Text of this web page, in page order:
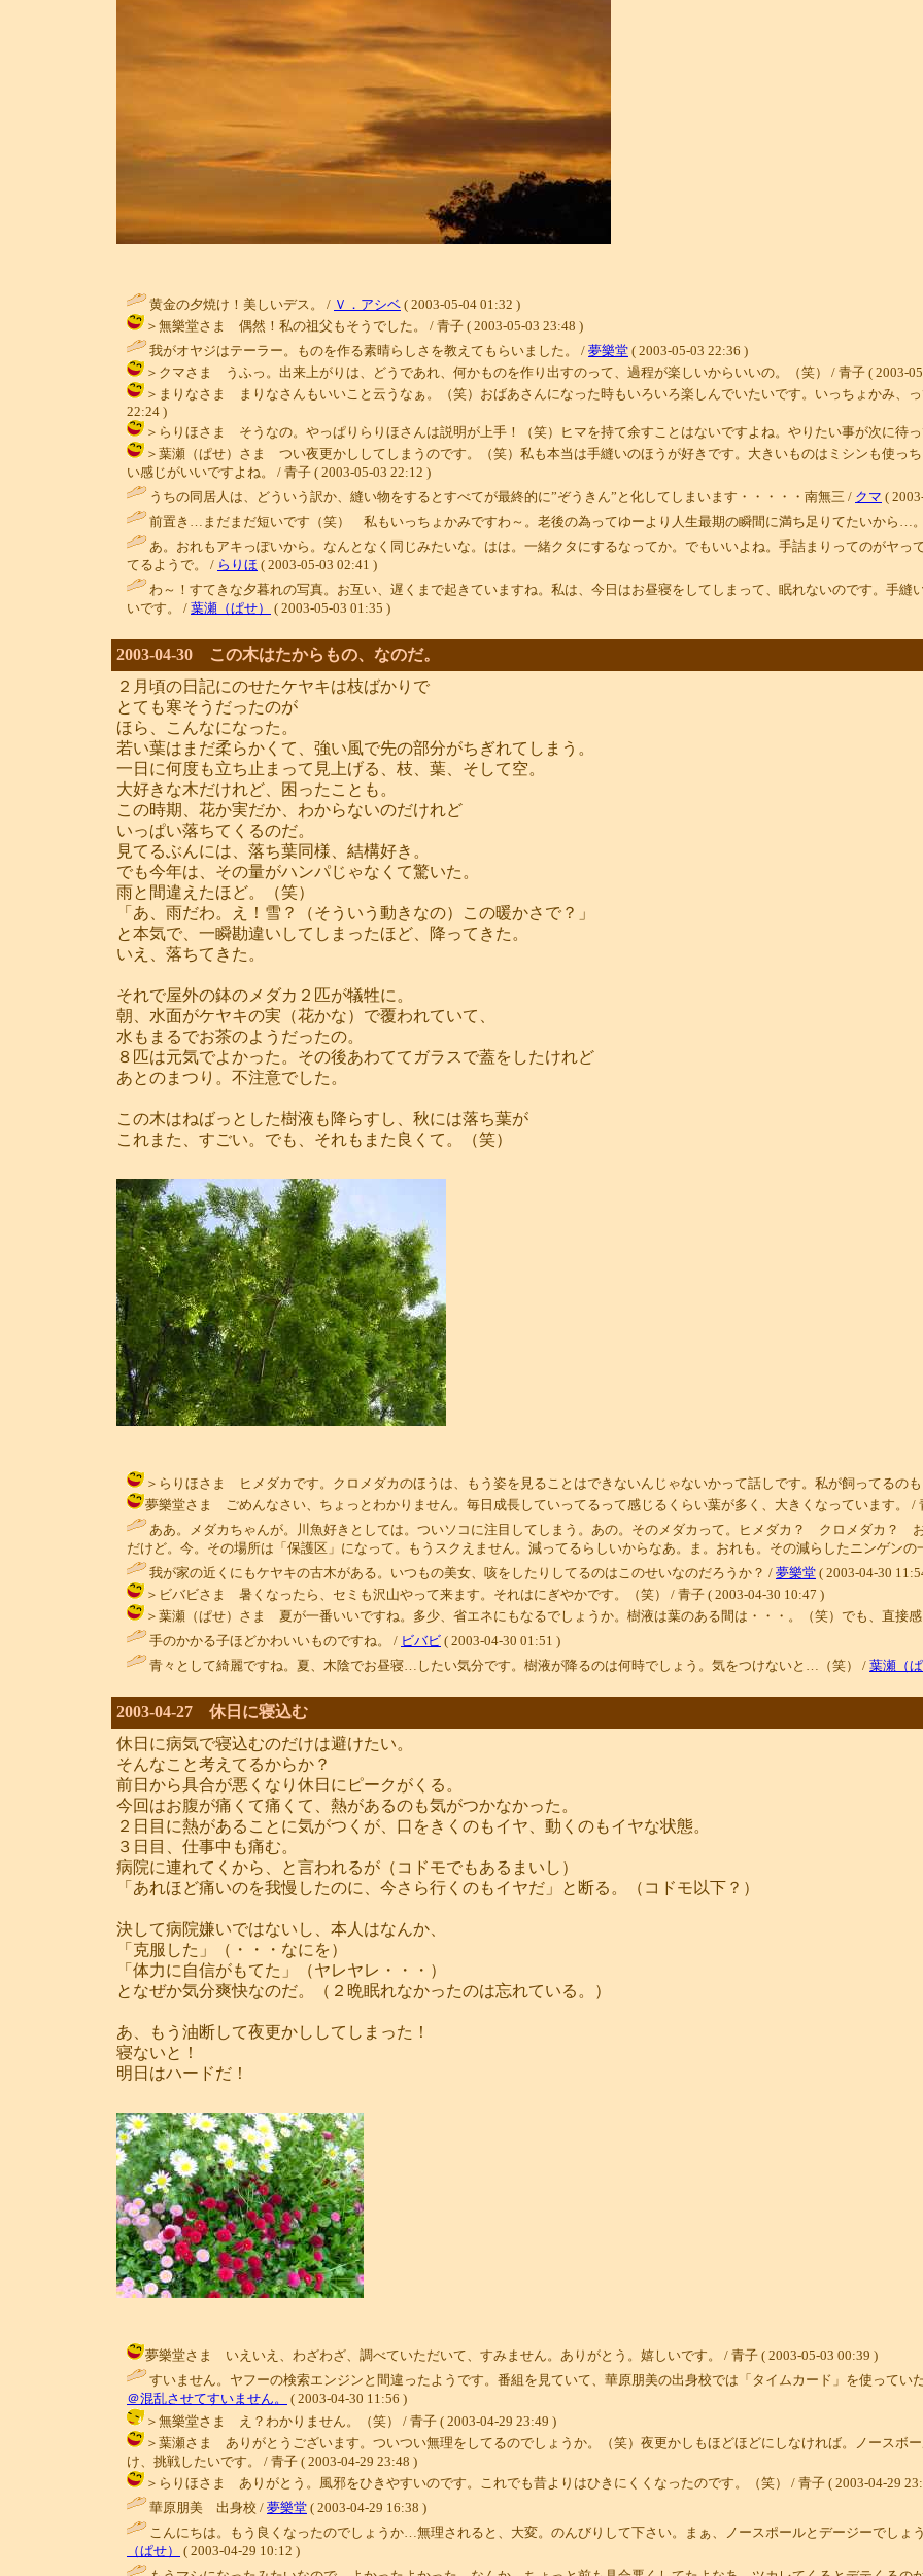
黄金の夕焼け！美しいデス。 / Ｖ．アシベ ( 2003-05-04 01:32 )
＞無樂堂さま 偶然！私の祖父もそうでした。 / 青子 ( 2003-05-03 23:48 )
我がオヤジはテーラー。ものを作る素晴らしさを教えてもらいました。 / 夢樂堂 ( 2003-05-03 22:36 )
＞クマさま うふっ。出来上がりは、どうであれ、何かものを作り出すのって、過程が楽しいからいいの。（笑） / 青子 ( 2003-
＞まりなさま まりなさんもいいこと云うなぁ。（笑）おばあさんになった時もいろいろ楽しんでいたいです。いっちょかみ、
22:24 )
＞らりほさま そうなの。やっぱりらりほさんは説明が上手！（笑）ヒマを持て余すことはないですよね。やりたい事が次に待
＞葉瀬（ぱせ）さま つい夜更かししてしまうのです。（笑）私も本当は手縫いのほうが好きです。大きいものはミシンも使っ
い感じがいいですよね。 / 青子 ( 2003-05-03 22:12 )
うちの同居人は、どういう訳か、縫い物をするとすべてが最終的に”ぞうきん”と化してしまいます・・・・・南無三 / クマ (
前置き…まだまだ短いです（笑） 私もいっちょかみですわ～。老後の為ってゆーより人生最期の瞬間に満ち足りてたいから…
あ。おれもアキっぽいから。なんとなく同じみたいな。はは。一緒クタにするなってか。でもいいよね。手詰まりってのがヤ
てるようで。 / らりほ ( 2003-05-03 02:41 )
わ～！すてきな夕暮れの写真。お互い、遅くまで起きていますね。私は、今日はお昼寝をしてしまって、眠れないのです。手
いです。 / 葉瀬（ぱせ） ( 2003-05-03 01:35 )
2003-04-30 この木はたからもの、なのだ。
２月頃の日記にのせたケヤキは枝ばかりで
とても寒そうだったのが
ほら、こんなになった。
若い葉はまだ柔らかくて、強い風で先の部分がちぎれてしまう。
一日に何度も立ち止まって見上げる、枝、葉、そして空。
大好きな木だけれど、困ったことも。
この時期、花か実だか、わからないのだけれど
いっぱい落ちてくるのだ。
見てるぶんには、落ち葉同様、結構好き。
でも今年は、その量がハンパじゃなくて驚いた。
雨と間違えたほど。（笑）
「あ、雨だわ。え！雪？（そういう動きなの）この暖かさで？」
と本気で、一瞬勘違いしてしまったほど、降ってきた。
いえ、落ちてきた。
それで屋外の鉢のメダカ２匹が犠牲に。
朝、水面がケヤキの実（花かな）で覆われていて、
水もまるでお茶のようだったの。
８匹は元気でよかった。その後あわててガラスで蓋をしたけれど
あとのまつり。不注意でした。
この木はねばっとした樹液も降らすし、秋には落ち葉が
これまた、すごい。でも、それもまた良くて。（笑）
＞らりほさま ヒメダカです。クロメダカのほうは、もう姿を見ることはできないんじゃないかって話しです。私が飼ってるの
夢樂堂さま ごめんなさい、ちょっとわかりません。毎日成長していってるって感じるくらい葉が多く、大きくなっています。 /
ああ。メダカちゃんが。川魚好きとしては。ついソコに注目してしまう。あの。そのメダカって。ヒメダカ？ クロメダカ？
だけど。今。その場所は「保護区」になって。もうスクえません。減ってるらしいからなあ。ま。おれも。その減らしたニンゲンの
我が家の近くにもケヤキの古木がある。いつもの美女、咳をしたりしてるのはこのせいなのだろうか？ / 夢樂堂 ( 2003-04-30
＞ビバビさま 暑くなったら、セミも沢山やって来ます。それはにぎやかです。（笑） / 青子 ( 2003-04-30 10:47 )
＞葉瀬（ぱせ）さま 夏が一番いいですね。多少、省エネにもなるでしょうか。樹液は葉のある間は・・・。（笑）でも、直接
手のかかる子ほどかわいいものですね。 / ビバビ ( 2003-04-30 01:51 )
青々として綺麗ですね。夏、木陰でお昼寝…したい気分です。樹液が降るのは何時でしょう。気をつけないと…（笑） / 葉瀬（ぱ
2003-04-27 休日に寝込む
休日に病気で寝込むのだけは避けたい。
そんなこと考えてるからか？
前日から具合が悪くなり休日にピークがくる。
今回はお腹が痛くて痛くて、熱があるのも気がつかなかった。
２日目に熱があることに気がつくが、口をきくのもイヤ、動くのもイヤな状態。
３日目、仕事中も痛む。
病院に連れてくから、と言われるが（コドモでもあるまいし）
「あれほど痛いのを我慢したのに、今さら行くのもイヤだ」と断る。（コドモ以下？）
決して病院嫌いではないし、本人はなんか、
「克服した」（・・・なにを）
「体力に自信がもてた」（ヤレヤレ・・・）
となぜか気分爽快なのだ。（２晩眠れなかったのは忘れている。）
あ、もう油断して夜更かししてしまった！
寝ないと！
明日はハードだ！
夢樂堂さま いえいえ、わざわざ、調べていただいて、すみません。ありがとう。嬉しいです。 / 青子 ( 2003-05-03 00:39 )
すいません。ヤフーの検索エンジンと間違ったようです。番組を見ていて、華原朋美の出身校では「タイムカード」を使ってい
＠混乱させてすいません。
( 2003-04-30 11:56 )
＞無樂堂さま え？わかりません。（笑） / 青子 ( 2003-04-29 23:49 )
＞葉瀬さま ありがとうございます。ついつい無理をしてるのでしょうか。（笑）夜更かしもほどほどにしなければ。ノースボ
け、挑戦したいです。 / 青子 ( 2003-04-29 23:48 )
＞らりほさま ありがとう。風邪をひきやすいのです。これでも昔よりはひきにくくなったのです。（笑） / 青子 ( 2003-04-29
華原朋美 出身校 / 夢樂堂 ( 2003-04-29 16:38 )
こんにちは。もう良くなったのでしょうか…無理されると、大変。のんびりして下さい。まぁ、ノースポールとデージーでしょ
（ぱせ）
( 2003-04-29 10:12 )